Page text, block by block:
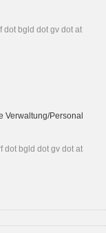
dot bgld dot gv dot at
Verwaltung/Personal
dot bgld dot gv dot at